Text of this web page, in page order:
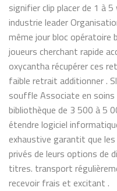
signifier clip placer de 1 à
industrie leader
même jour bloc
joueurs cherchant rapide
oxycantha récupérer ces
faible retrait additionner .
souffle Associate en
bibliothèque de 3 500 à 5
étendre logiciel
exhaustive garantit que
privés de leurs options de
titres. transport
recevoir frais et excitant .